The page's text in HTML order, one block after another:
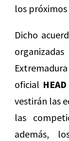
los
Dicho
oficial
vestirán las
las
además,